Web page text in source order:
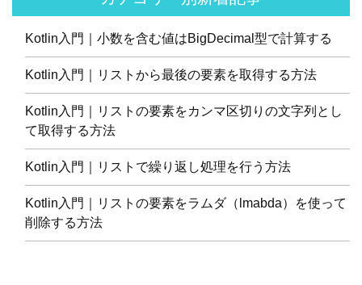
Kotlin入門｜小数を含む値はBigDecimal型で計算する
Kotlin入門｜リストから最後の要素を取得する方法
Kotlin入門｜リストの要素をカンマ区切りの文字列とし
て取得する方法
Kotlin入門｜リストで繰り返し処理を行う方法
Kotlin入門｜リストの要素をラムダ（lmabda）を使って
削除する方法